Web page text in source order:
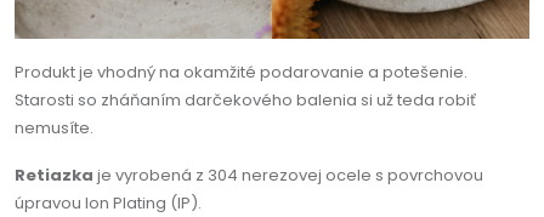
Produkt je vhodný na okamžité podarovanie a potešenie.
Starosti so zháňaním darčekového balenia si už teda robiť
nemusíte.
Retiazka je vyrobená z 304 nerezovej ocele s povrchovou
úpravou Ion Plating (IP).